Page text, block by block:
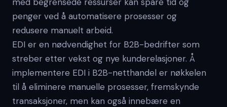
penger ved å automatisere prosesser og
redusere manuelt arbeid.
EDI er en nødvendighet for B2B-bedrifter som
streber etter vekst og nye kunderelasjoner. Å
implementere EDI i B2B-netthandel er nøkkelen
til å eliminere manuelle prosesser, fremskynde
transaksjoner, men kan også innebære en